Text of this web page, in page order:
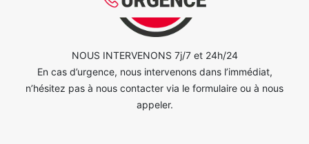
NOUS INTERVENONS 7j/7 et 24h/24
En cas d’urgence, nous intervenons dans l’immédiat,
n’hésitez pas à nous contacter via le formulaire ou à nous
appeler.